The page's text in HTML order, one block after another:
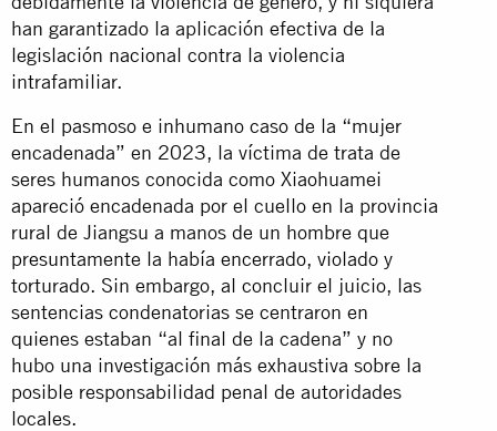
han garantizado la aplicación efectiva de la
legislación nacional contra la violencia
intrafamiliar.
En el pasmoso e inhumano caso de la “mujer
encadenada” en 2023, la víctima de trata de
seres humanos conocida como Xiaohuamei
apareció encadenada por el cuello en la provincia
rural de Jiangsu a manos de un hombre que
presuntamente la había encerrado, violado y
torturado. Sin embargo, al concluir el juicio, las
sentencias condenatorias se centraron en
quienes estaban “al final de la cadena” y no
hubo una investigación más exhaustiva sobre la
posible responsabilidad penal de autoridades
locales.